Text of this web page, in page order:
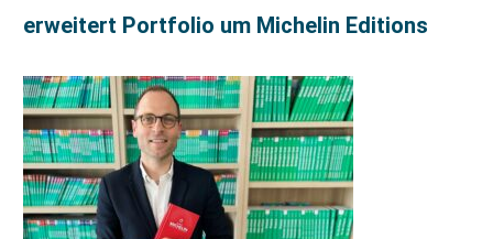
erweitert Portfolio um Michelin Editions